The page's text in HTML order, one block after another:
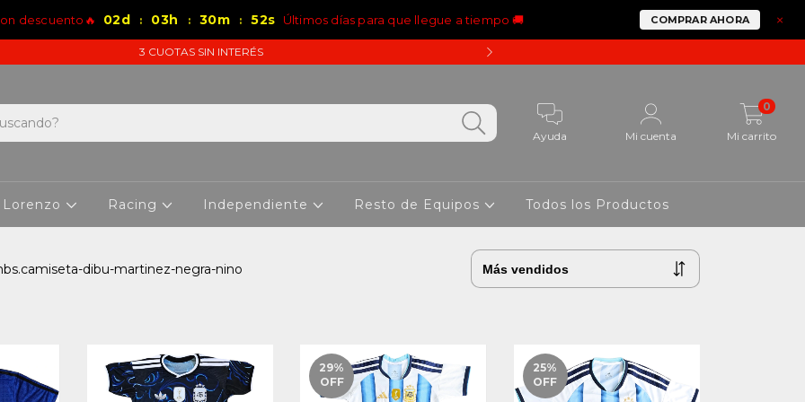
×
descuento🔥 02d : 03h : 30m : 51s Últimos días para que llegue a tiempo 🚚 COMPRAR AHORA
3 CUOTAS SIN INTERÉS
Ayuda Mi cuenta Mi carrito
0
Lorenzo Racing Independiente Resto de Equipos Todos los Productos
dibu-martinez-negra-nino
29%
OFF
25%
OFF